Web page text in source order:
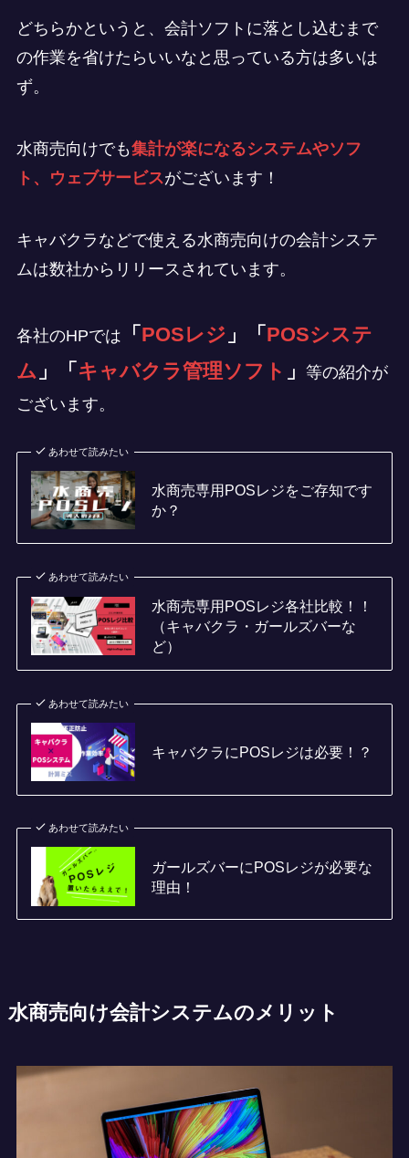
どちらかというと、会計ソフトに落とし込むまで
の作業を省けたらいいなと思っている方は多いは
ず。
水商売向けでも集計が楽になるシステムやソフ
ト、ウェブサービスがございます！
キャバクラなどで使える水商売向けの会計システ
ムは数社からリリースされています。
各社のHPでは 「 POSレジ 」「 POSシステ
ム 」「 キャバクラ管理ソフト 」 等の紹介が
ございます。
あわせて読みたい
水商売専用POSレジをご存知です
か？
あわせて読みたい
水商売専用POSレジ各社比較！！
（キャバクラ・ガールズバーな
ど）
あわせて読みたい
キャバクラにPOSレジは必要！？
あわせて読みたい
ガールズバーにPOSレジが必要な
理由！
水商売向け会計システムのメリット